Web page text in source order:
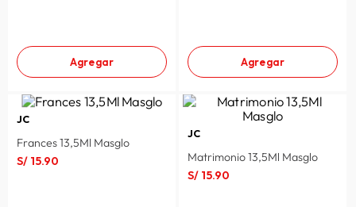
Agregar Agregar
JC
Frances 13,5Ml Masglo
S/ 15.90
JC
Matrimonio 13,5Ml Masglo
S/ 15.90